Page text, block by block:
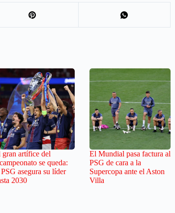
gran artífice del
se queda:
asegura su líder
2030
El Mundial pasa factura al
PSG de cara a la
Supercopa ante el Aston
Villa